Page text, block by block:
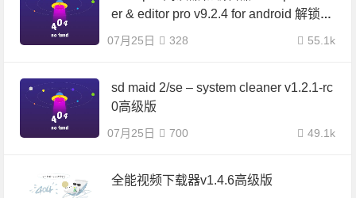
er & editor pro v9.2.4 for android 解锁专
业版
07月25日 55.1k
328
sd maid 2/se – system cleaner v1.2.1-rc
0高级版
07月25日 49.1k
700
全能视频下载器v1.4.6高级版